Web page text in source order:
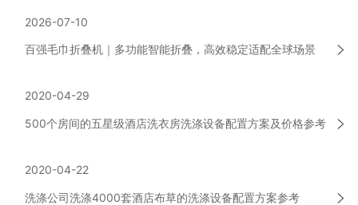
2026-07-10
百强毛巾折叠机｜多功能智能折叠，高效稳定适配全球场景
2020-04-29
500个房间的五星级酒店洗衣房洗涤设备配置方案及价格参考
2020-04-22
洗涤公司洗涤4000套酒店布草的洗涤设备配置方案参考